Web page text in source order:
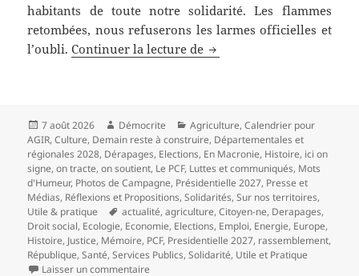
habitants de toute notre solidarité. Les flammes
retombées, nous refuserons les larmes officielles et
l’oubli.Continuer la lecture de Fabien Roussel : « Nos
Publié
le
7 août 2026 Auteur
Démocrite Catégories
Agriculture,Calendrier pour
AGIR,Culture, Demain reste à construire, Départementales et
régionales 2028, Dérapages, Elections, En Macronie, Histoire, ici on
signe, on tracte, on soutient, Le PCF, Luttes et communiqués, Mots
d'Humeur, Photos de Campagne, Présidentielle 2027, Presse et
Médias, Réflexions et Propositions,Solidarités,Sur nos territoires,
Utile & pratique
Mots-
clés
actualité,agriculture,Citoyen-ne, Derapages,
Droit social, Ecologie, Economie, Elections, Emploi, Energie, Europe,
Histoire, Justice, Mémoire, PCF, Presidentielle 2027, rassemblement,
République,Santé,Services Publics,Solidarité, Utile et Pratique
Laisser un commentaire